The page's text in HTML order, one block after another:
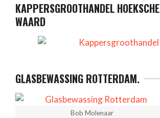
KAPPERSGROOTHANDEL HOEKSCHE
WAARD
GLASBEWASSING ROTTERDAM.
Bob Molenaar